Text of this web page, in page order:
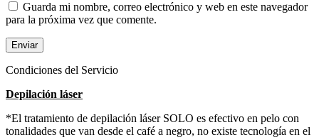
Guarda mi nombre, correo electrónico y web en este navegador
para la próxima vez que comente.
Condiciones del Servicio
Depilación láser
*El tratamiento de depilación láser SOLO es efectivo en pelo con
tonalidades que van desde el café a negro, no existe tecnología en el